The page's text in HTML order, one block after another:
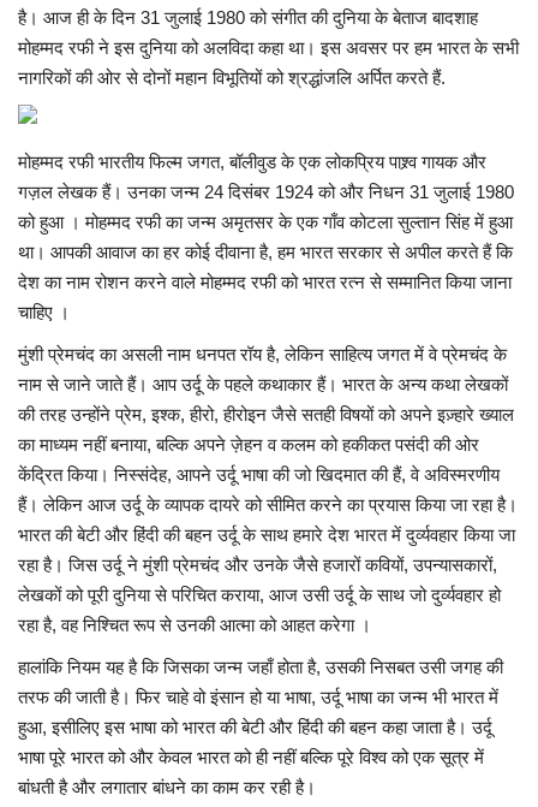
है। आज ही के दिन 31 जुलाई 1980 को संगीत की दुनिया के बेताज बादशाह
मोहम्मद रफी ने इस दुनिया को अलविदा कहा था। इस अवसर पर हम भारत के सभी
नागरिकों की ओर से दोनों महान विभूतियों को श्रद्धांजलि अर्पित करते हैं.
मोहम्मद रफी भारतीय फिल्म जगत, बॉलीवुड के एक लोकप्रिय पाश्र्व गायक और
गज़ल लेखक हैं। उनका जन्म 24 दिसंबर 1924 को और निधन 31 जुलाई 1980
को हुआ । मोहम्मद रफी का जन्म अमृतसर के एक गाँव कोटला सुल्तान सिंह में हुआ
था। आपकी आवाज का हर कोई दीवाना है, हम भारत सरकार से अपील करते हैं कि
देश का नाम रोशन करने वाले मोहम्मद रफी को भारत रत्न से सम्मानित किया जाना
चाहिए ।
मुंशी प्रेमचंद का असली नाम धनपत रॉय है, लेकिन साहित्य जगत में वे प्रेमचंद के
नाम से जाने जाते हैं। आप उर्दू के पहले कथाकार हैं। भारत के अन्य कथा लेखकों
की तरह उन्होंने प्रेम, इश्क, हीरो, हीरोइन जैसे सतही विषयों को अपने इज़्हारे ख्याल
का माध्यम नहीं बनाया, बल्कि अपने ज़ेहन व कलम को हकीकत पसंदी की ओर
केंद्रित किया। निस्संदेह, आपने उर्दू भाषा की जो खिदमात की हैं, वे अविस्मरणीय
हैं। लेकिन आज उर्दू के व्यापक दायरे को सीमित करने का प्रयास किया जा रहा है।
भारत की बेटी और हिंदी की बहन उर्दू के साथ हमारे देश भारत में दुर्व्यवहार किया जा
रहा है। जिस उर्दू ने मुंशी प्रेमचंद और उनके जैसे हजारों कवियों, उपन्यासकारों,
लेखकों को पूरी दुनिया से परिचित कराया, आज उसी उर्दू के साथ जो दुर्व्यवहार हो
रहा है, वह निश्चित रूप से उनकी आत्मा को आहत करेगा ।
हालांकि नियम यह है कि जिसका जन्म जहाँ होता है, उसकी निसबत उसी जगह की
तरफ की जाती है। फिर चाहे वो इंसान हो या भाषा, उर्दू भाषा का जन्म भी भारत में
हुआ, इसीलिए इस भाषा को भारत की बेटी और हिंदी की बहन कहा जाता है। उर्दू
भाषा पूरे भारत को और केवल भारत को ही नहीं बल्कि पूरे विश्व को एक सूत्र में
बांधती है और लगातार बांधने का काम कर रही है।